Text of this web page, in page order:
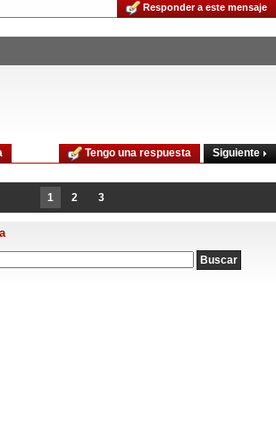
Responder a este mensaje
Siguiente
Tengo una respuesta
1 2 3